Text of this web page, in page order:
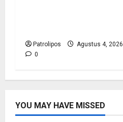
Patrolipos
Agustus 4, 2026
0
YOU MAY HAVE MISSED